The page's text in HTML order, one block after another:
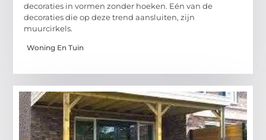
decoraties in vormen zonder hoeken. Eén van de
decoraties die op deze trend aansluiten, zijn
muurcirkels.
Woning En Tuin